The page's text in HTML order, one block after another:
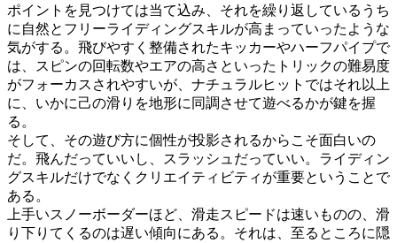
ポイントを見つけては当て込み、それを繰り返しているうち
に自然とフリーライディングスキルが高まっていったような
気がする。飛びやすく整備されたキッカーやハーフパイプで
は、スピンの回転数やエアの高さといったトリックの難易度
がフォーカスされやすいが、ナチュラルヒットではそれ以上
に、いかに己の滑りを地形に同調させて遊べるかが鍵を握
る。
そして、その遊び方に個性が投影されるからこそ面白いの
だ。飛んだっていいし、スラッシュだっていい。ライディン
グスキルだけでなくクリエイティビティが重要ということで
ある。
上手いスノーボーダーほど、滑走スピードは速いものの、滑
り下りてくるのは遅い傾向にある。それは、至るところに隠